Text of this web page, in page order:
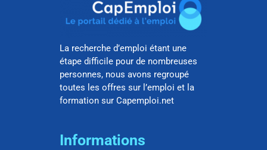
La recherche d’emploi étant une
étape difficile pour de nombreuses
personnes, nous avons regroupé
toutes les offres sur l’emploi et la
formation sur Capemploi.net
Informations